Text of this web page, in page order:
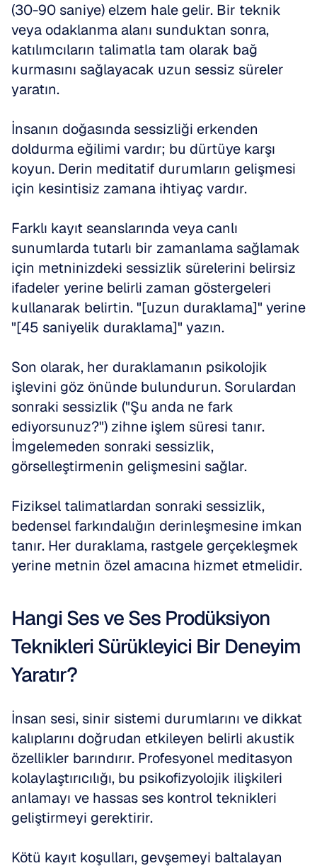
(30-90 saniye) elzem hale gelir. Bir teknik
veya odaklanma alanı sunduktan sonra,
katılımcıların talimatla tam olarak bağ
kurmasını sağlayacak uzun sessiz süreler
yaratın.
İnsanın doğasında sessizliği erkenden
doldurma eğilimi vardır; bu dürtüye karşı
koyun. Derin meditatif durumların gelişmesi
için kesintisiz zamana ihtiyaç vardır.
Farklı kayıt seanslarında veya canlı
sunumlarda tutarlı bir zamanlama sağlamak
için metninizdeki sessizlik sürelerini belirsiz
ifadeler yerine belirli zaman göstergeleri
kullanarak belirtin. "[uzun duraklama]" yerine
"[45 saniyelik duraklama]" yazın.
Son olarak, her duraklamanın psikolojik
işlevini göz önünde bulundurun. Sorulardan
sonraki sessizlik ("Şu anda ne fark
ediyorsunuz?") zihne işlem süresi tanır.
İmgelemeden sonraki sessizlik,
görselleştirmenin gelişmesini sağlar.
Fiziksel talimatlardan sonraki sessizlik,
bedensel farkındalığın derinleşmesine imkan
tanır. Her duraklama, rastgele gerçekleşmek
yerine metnin özel amacına hizmet etmelidir.
Hangi Ses ve Ses Prodüksiyon
Teknikleri Sürükleyici Bir Deneyim
Yaratır?
İnsan sesi, sinir sistemi durumlarını ve dikkat
kalıplarını doğrudan etkileyen belirli akustik
özellikler barındırır. Profesyonel meditasyon
kolaylaştırıcılığı, bu psikofizyolojik ilişkileri
anlamayı ve hassas ses kontrol teknikleri
geliştirmeyi gerektirir.
Kötü kayıt koşulları, gevşemeyi baltalayan